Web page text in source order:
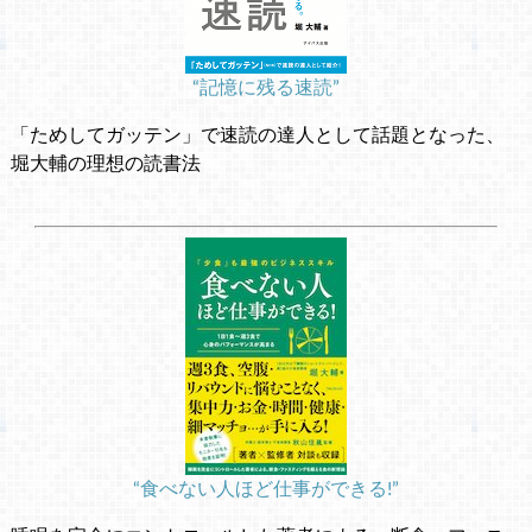
“記憶に残る速読”
「ためしてガッテン」で速読の達人として話題となった、
堀大輔の理想の読書法
“食べない人ほど仕事ができる!”